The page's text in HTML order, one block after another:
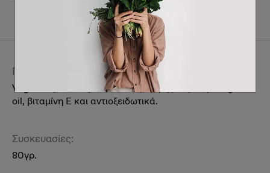
διατροφής
Περιποίηση Γυναικεία
Περιγραφή:
Vegan σαμπουάν μαλλιών σε μορφή μπάρας με argan
oil, βιταμίνη Ε και αντιοξειδωτικά.
Συσκευασίες:
80γρ.